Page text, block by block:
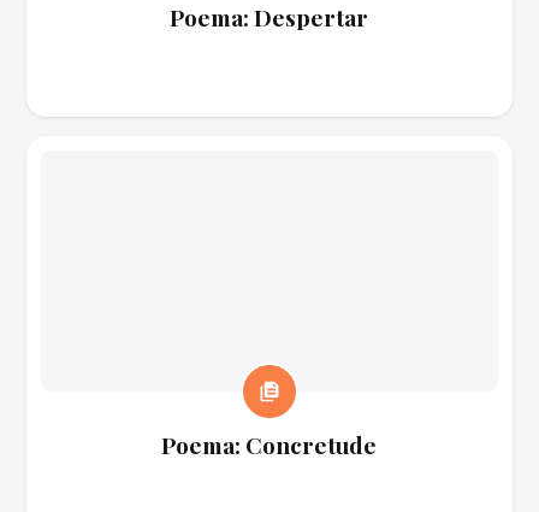
Poema: Despertar
Poema: Concretude